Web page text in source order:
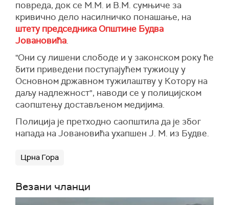
повреда, док се М.М. и В.М. сумњиче за
кривично дело насилничко понашање, на
штету председника Општине Будва
Јовановића.
"Они су лишени слободе и у законском року ће
бити приведени поступајућем тужиоцу у
Основном државном тужилаштву у Котору на
даљу надлежност", наводи се у полицијском
саопштењу достављеном медијима.
Полиција је претходно саопштила да је због
напада на Јовановића ухапшен Ј. М. из Будве.
Црна Гора
Везани чланци